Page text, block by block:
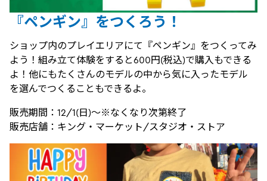
『ペンギン』をつくろう！
ショップ内のプレイエリアにて『ペンギン』をつくってみ
よう！組み立て体験をすると600円(税込)で購入もできる
よ！他にもたくさんのモデルの中から気に入ったモデル
を選んでつくることもできるよ。
販売期間：12/1(日)～※なくなり次第終了
販売店舗：キング・マーケット/スタジオ・ストア